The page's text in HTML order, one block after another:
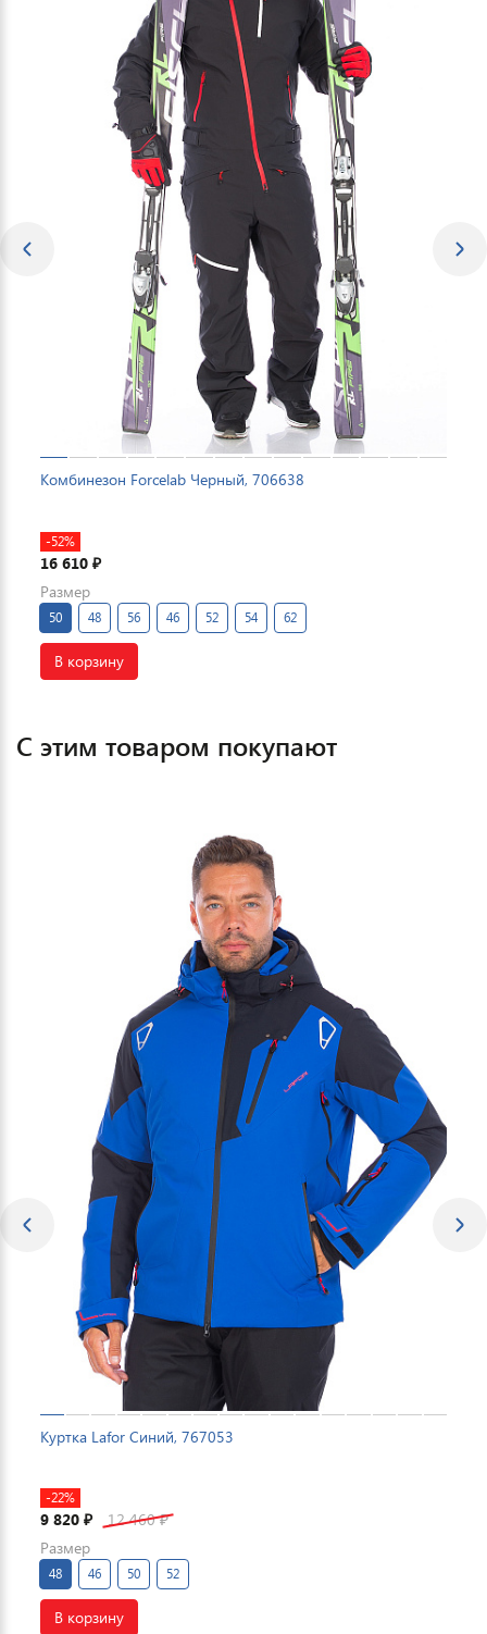
Комбинезон Forcelab Черный, 706638
-52%
16 610 ₽
Размер
50 48 56 46 52 54 62
В корзину
С этим товаром покупают
Куртка Lafor Синий, 767053
-22%
9 820 ₽ 12 460₽
Размер
48 46 50 52
В корзину